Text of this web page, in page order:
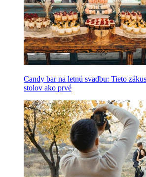
Candy bar na letnú svadbu: Tieto
stolov ako prvé